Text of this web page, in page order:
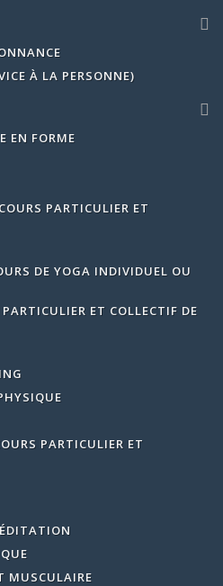
À LA PERSONNE)
EN FORME
PARTICULIER ET
DE YOGA INDIVIDUEL OU
ET COLLECTIF DE
PARTICULIER ET
MUSCULAIRE